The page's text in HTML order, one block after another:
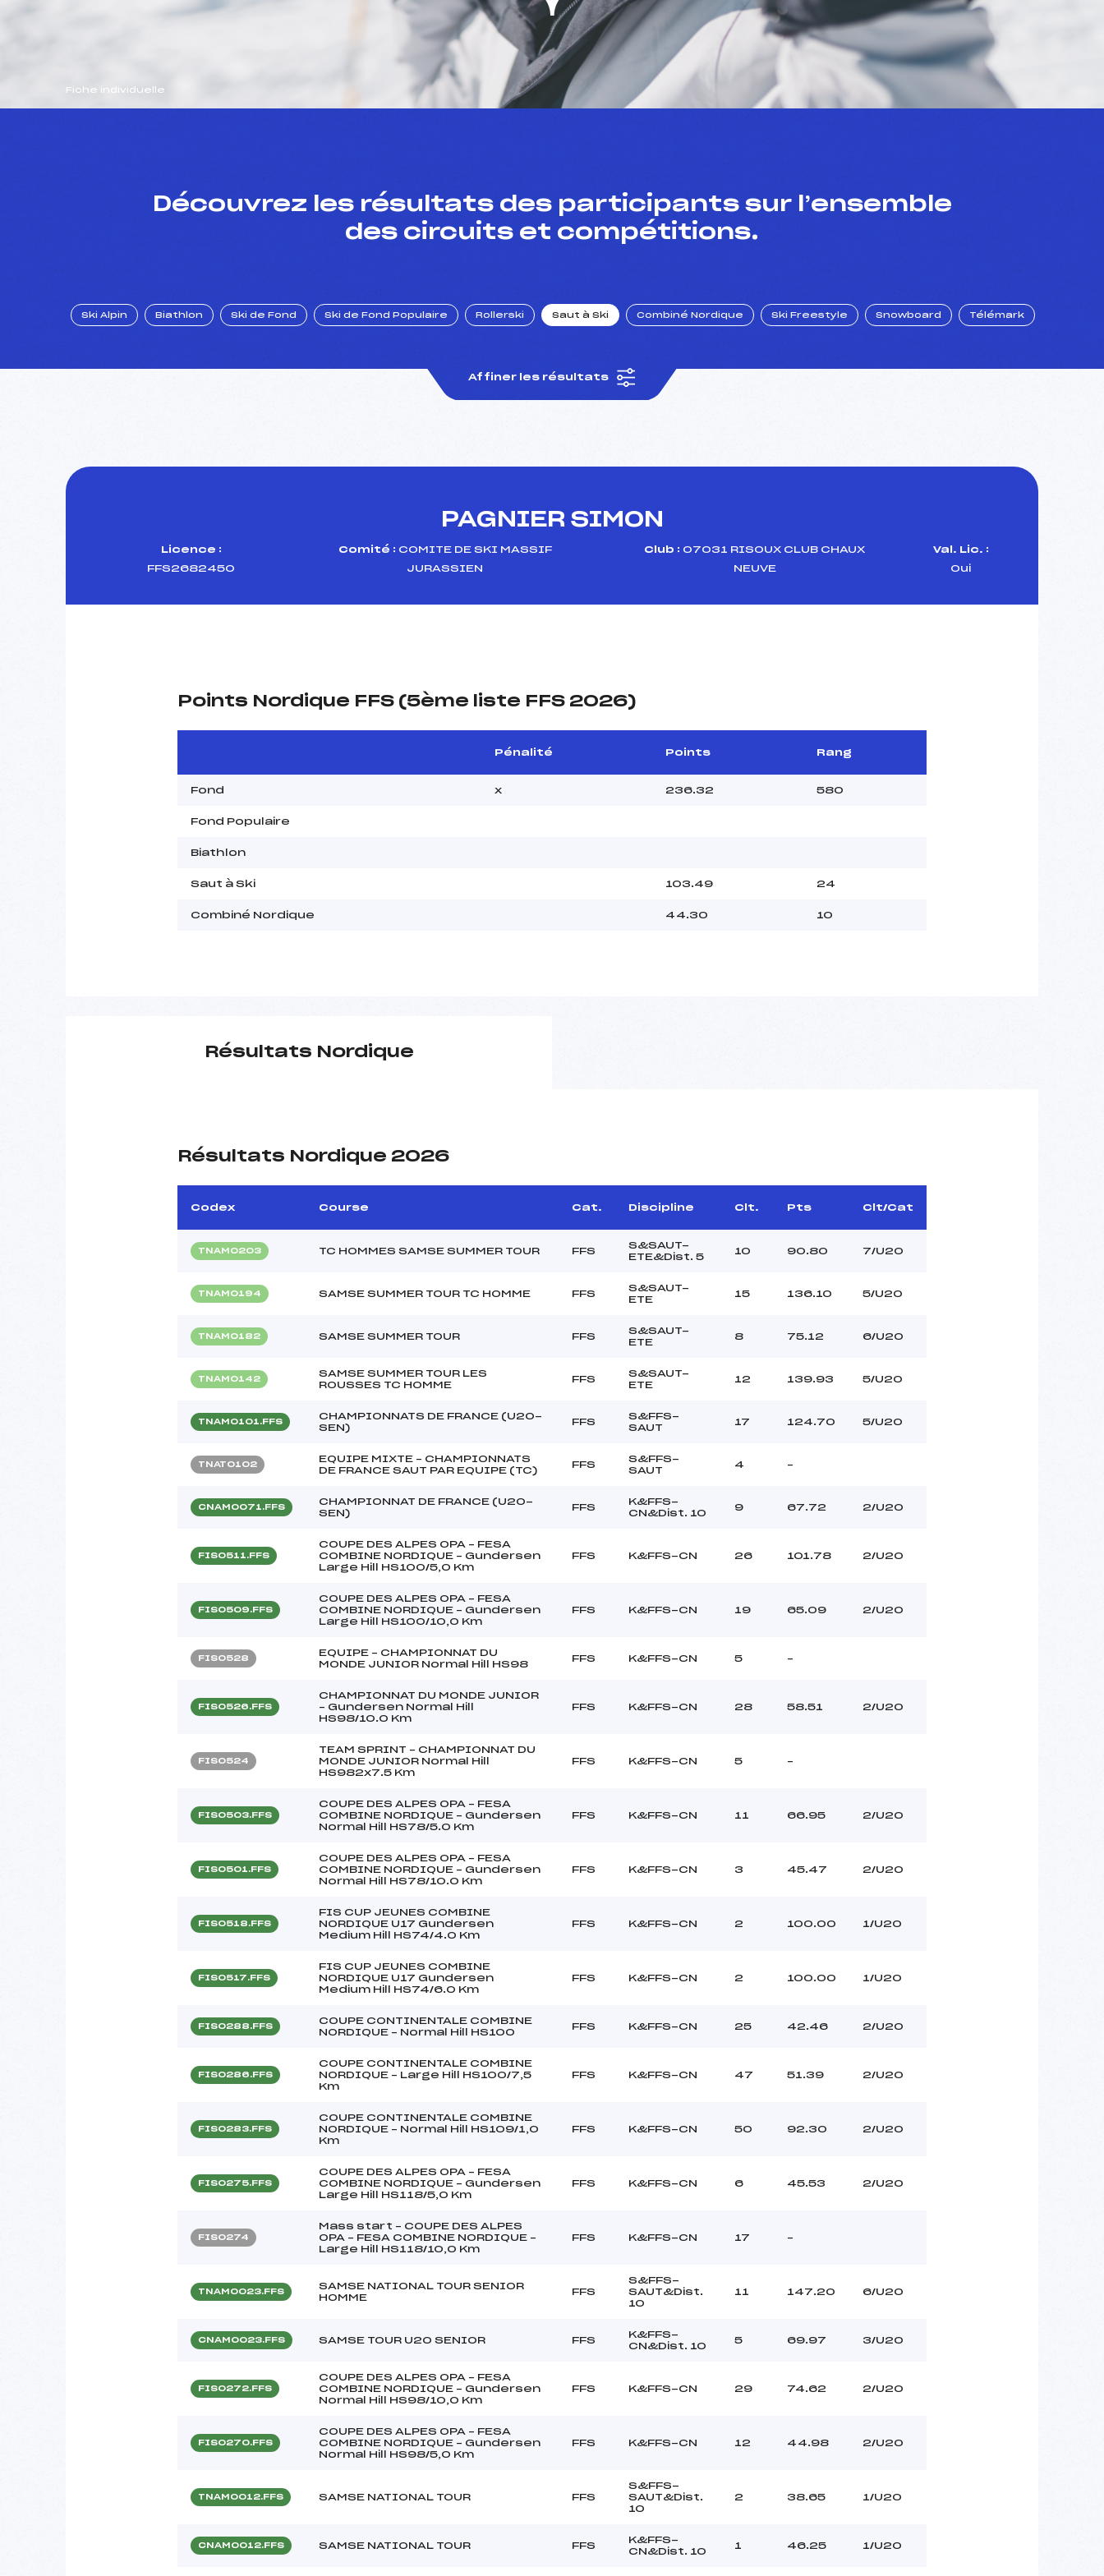
Fiche individuelle
Découvrez les résultats des participants sur l’ensemble
des circuits et compétitions.
Ski Alpin Biathlon Ski de Fond Ski de Fond Populaire Rollerski Saut à Ski Combiné Nordique Ski Freestyle Snowboard Télémark
Affiner les résultats
PAGNIER SIMON
Licence :
FFS2682450
Comité : COMITE DE SKI MASSIF
JURASSIEN
Club : 07031 RISOUX CLUB CHAUX
NEUVE
Val. Lic. :
Oui
Points Nordique FFS (5ème liste FFS 2026)
Pénalité Points Rang
Fond x 236.32 580
Fond Populaire
Biathlon
Saut à Ski 103.49 24
Combiné Nordique 44.30 10
Résultats Nordique
Résultats Nordique 2026
Codex Course Cat. Discipline Clt. Pts Clt/Cat
TNAM0203 TC HOMMES SAMSE SUMMER TOUR FFS
S&SAUT-
ETE&Dist. 5
10 90.80 7/U20
TNAM0194 SAMSE SUMMER TOUR TC HOMME FFS
S&SAUT-
ETE
15 136.10 5/U20
TNAM0182 SAMSE SUMMER TOUR FFS
S&SAUT-
ETE
8 75.12 6/U20
TNAM0142
SAMSE SUMMER TOUR LES
ROUSSES TC HOMME
FFS
S&SAUT-
ETE
12 139.93 5/U20
TNAM0101.FFS
CHAMPIONNATS DE FRANCE (U20-
SEN)
FFS
S&FFS-
SAUT
17 124.70 5/U20
TNAT0102
EQUIPE MIXTE – CHAMPIONNATS
DE FRANCE SAUT PAR EQUIPE (TC)
FFS
S&FFS-
SAUT
4 –
CNAM0071.FFS
CHAMPIONNAT DE FRANCE (U20-
SEN)
FFS
K&FFS-
CN&Dist. 10
9 67.72 2/U20
FIS0511.FFS
COUPE DES ALPES OPA – FESA
COMBINE NORDIQUE – Gundersen
Large Hill HS100/5,0 Km
FFS K&FFS-CN 26 101.78 2/U20
FIS0509.FFS
COUPE DES ALPES OPA – FESA
COMBINE NORDIQUE – Gundersen
Large Hill HS100/10,0 Km
FFS K&FFS-CN 19 65.09 2/U20
FIS0528
EQUIPE – CHAMPIONNAT DU
MONDE JUNIOR Normal Hill HS98
FFS K&FFS-CN 5 –
FIS0526.FFS
CHAMPIONNAT DU MONDE JUNIOR
– Gundersen Normal Hill
HS98/10.0 Km
FFS K&FFS-CN 28 58.51 2/U20
FIS0524
TEAM SPRINT – CHAMPIONNAT DU
MONDE JUNIOR Normal Hill
HS982x7.5 Km
FFS K&FFS-CN 5 –
FIS0503.FFS
COUPE DES ALPES OPA – FESA
COMBINE NORDIQUE – Gundersen
Normal Hill HS78/5.0 Km
FFS K&FFS-CN 11 66.95 2/U20
FIS0501.FFS
COUPE DES ALPES OPA – FESA
COMBINE NORDIQUE – Gundersen
Normal Hill HS78/10.0 Km
FFS K&FFS-CN 3 45.47 2/U20
FIS0518.FFS
FIS CUP JEUNES COMBINE
NORDIQUE U17 Gundersen
Medium Hill HS74/4.0 Km
FFS K&FFS-CN 2 100.00 1/U20
FIS0517.FFS
FIS CUP JEUNES COMBINE
NORDIQUE U17 Gundersen
Medium Hill HS74/6.0 Km
FFS K&FFS-CN 2 100.00 1/U20
FIS0288.FFS
COUPE CONTINENTALE COMBINE
NORDIQUE – Normal Hill HS100
FFS K&FFS-CN 25 42.46 2/U20
FIS0286.FFS
COUPE CONTINENTALE COMBINE
NORDIQUE – Large Hill HS100/7,5
Km
FFS K&FFS-CN 47 51.39 2/U20
FIS0283.FFS
COUPE CONTINENTALE COMBINE
NORDIQUE – Normal Hill HS109/1,0
Km
FFS K&FFS-CN 50 92.30 2/U20
FIS0275.FFS
COUPE DES ALPES OPA – FESA
COMBINE NORDIQUE – Gundersen
Large Hill HS118/5,0 Km
FFS K&FFS-CN 6 45.53 2/U20
FIS0274
Mass start – COUPE DES ALPES
OPA – FESA COMBINE NORDIQUE –
Large Hill HS118/10,0 Km
FFS K&FFS-CN 17 –
TNAM0023.FFS
SAMSE NATIONAL TOUR SENIOR
HOMME
FFS
S&FFS-
SAUT&Dist.
10
11 147.20 6/U20
CNAM0023.FFS SAMSE TOUR U20 SENIOR FFS
K&FFS-
CN&Dist. 10
5 69.97 3/U20
FIS0272.FFS
COUPE DES ALPES OPA – FESA
COMBINE NORDIQUE – Gundersen
Normal Hill HS98/10,0 Km
FFS K&FFS-CN 29 74.62 2/U20
FIS0270.FFS
COUPE DES ALPES OPA – FESA
COMBINE NORDIQUE – Gundersen
Normal Hill HS98/5,0 Km
FFS K&FFS-CN 12 44.98 2/U20
TNAM0012.FFS SAMSE NATIONAL TOUR FFS
S&FFS-
SAUT&Dist.
10
2 38.65 1/U20
CNAM0012.FFS SAMSE NATIONAL TOUR FFS
K&FFS-
CN&Dist. 10
1 46.25 1/U20